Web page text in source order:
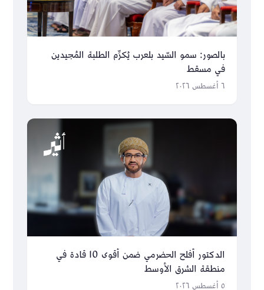
بالصور: سمو السّيد بلعرب يُكرِّم الطلبة المُجيدين
في مسقط
٦ أغسطس ٢٠٢٦
الدكتور أفلح الحضرمي ضمن أقوى 10 قادة في
منطقة الشرق الأوسط
٥ أغسطس ٢٠٢٦